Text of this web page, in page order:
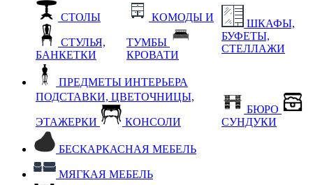
СТОЛЫ
СТУЛЬЯ,
БАНКЕТКИ
КОМОДЫ И
ТУМБЫ
КРОВАТИ
ШКАФЫ,
БУФЕТЫ,
СТЕЛЛАЖИ
ПРЕДМЕТЫ ИНТЕРЬЕРА
ПОДСТАВКИ, ЦВЕТОЧНИЦЫ,
ЭТАЖЕРКИ КОНСОЛИ
БЮРО
СУНДУКИ
БЕСКАРКАСНАЯ МЕБЕЛЬ
МЯГКАЯ МЕБЕЛЬ